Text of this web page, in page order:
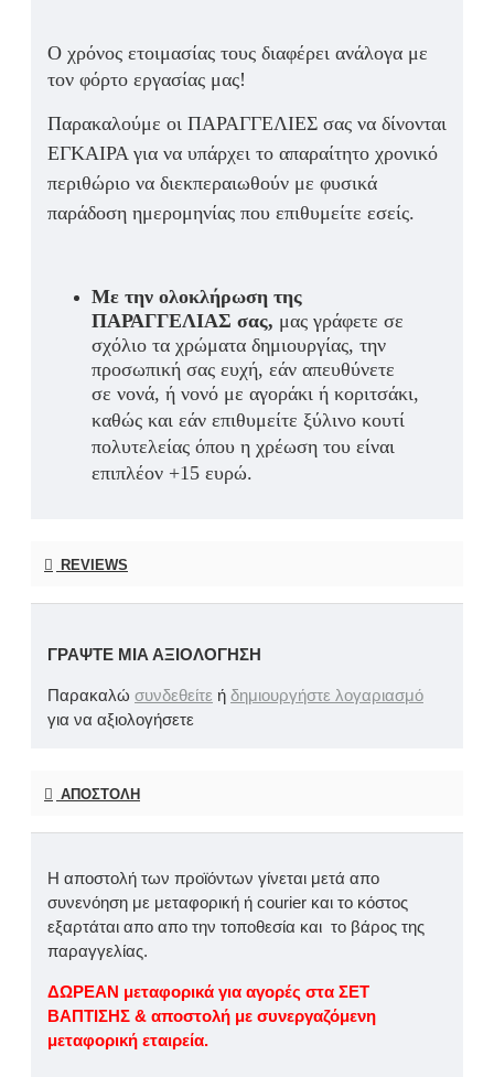
Ο χρόνος ετοιμασίας τους διαφέρει ανάλογα με
τον φόρτο εργασίας μας!
Παρακαλούμε οι ΠΑΡΑΓΓΕΛΙΕΣ σας να δίνονται
ΕΓΚΑΙΡΑ για να υπάρχει το απαραίτητο χρονικό
περιθώριο να διεκπεραιωθούν με φυσικά
παράδοση ημερομηνίας που επιθυμείτε εσείς.
Με την ολοκλήρωση της
ΠΑΡΑΓΓΕΛΙΑΣ σας, μας γράφετε σε
σχόλιο τα χρώματα δημιουργίας, την
προσωπική σας ευχή, εάν απευθύνετε
σε νονά, ή νονό με αγοράκι ή κοριτσάκι,
καθώς και εάν επιθυμείτε ξύλινο κουτί
πολυτελείας όπου η χρέωση του είναι
επιπλέον +15 ευρώ.
REVIEWS
ΓΡΆΨΤΕ ΜΙΑ ΑΞΙΟΛΌΓΗΣΗ
Παρακαλώ συνδεθείτε ή δημιουργήστε λογαριασμό
για να αξιολογήσετε
ΑΠΟΣΤΟΛΉ
Η αποστολή των προϊόντων γίνεται μετά απο
συνενόηση με μεταφορική ή courier και το κόστος
εξαρτάται απο απο την τοποθεσία και το βάρος της
παραγγελίας.
ΔΩΡΕΑΝ μεταφορικά για αγορές στα ΣΕΤ
ΒΑΠΤΙΣΗΣ & αποστολή με συνεργαζόμενη
μεταφορική εταιρεία.